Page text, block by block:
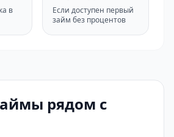
в
Если доступен первый
займ без процентов
рядом с